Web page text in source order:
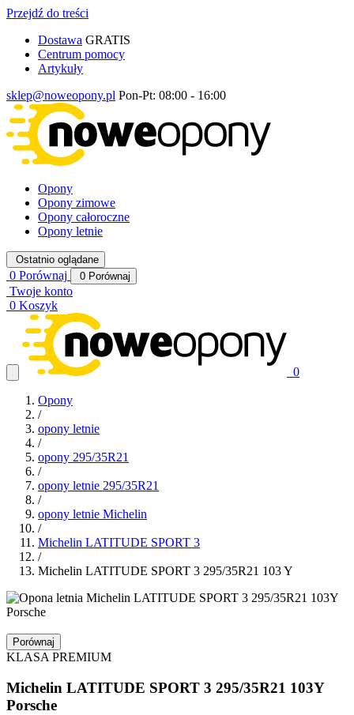
Przejdź do treści
Dostawa GRATIS
Centrum pomocy
Artykuły
sklep@noweopony.pl Pon-Pt: 08:00 - 16:00
Opony
Opony zimowe
Opony całoroczne
Opony letnie
Ostatnio oglądane
0 Porównaj 0 Porównaj
Twoje konto
0 Koszyk
0
Opony
/
opony letnie
/
opony 295/35R21
/
opony letnie 295/35R21
/
opony letnie Michelin
/
Michelin LATITUDE SPORT 3
/
Michelin LATITUDE SPORT 3 295/35R21 103 Y
Porównaj
KLASA PREMIUM
Michelin LATITUDE SPORT 3 295/35R21 103Y
Porsche